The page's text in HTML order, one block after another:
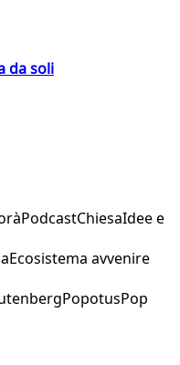
da soli
PodcastChiesaIdee e
Ecosistema avvenire
PopotusPop